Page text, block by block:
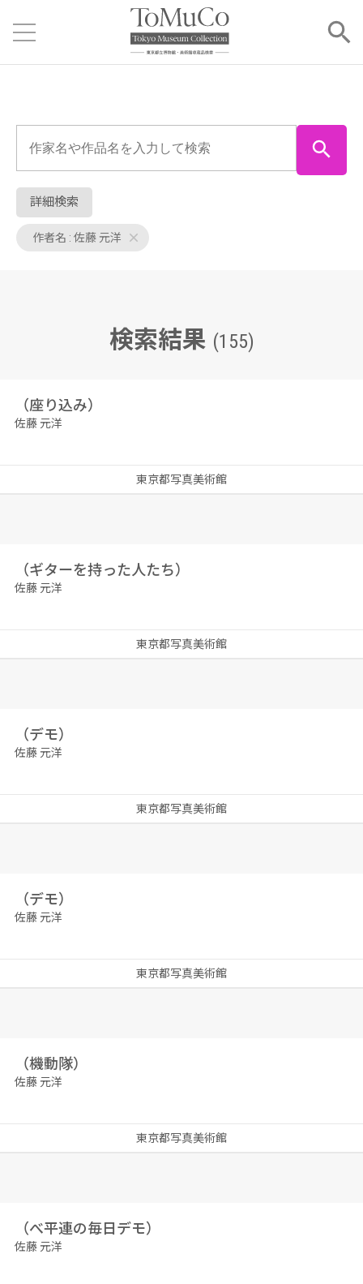
詳細検索
作者名 : 佐藤 元洋
検索結果 (155)
（座り込み）
佐藤 元洋
東京都写真美術館
（ギターを持った人たち）
佐藤 元洋
東京都写真美術館
（デモ）
佐藤 元洋
東京都写真美術館
（デモ）
佐藤 元洋
東京都写真美術館
（機動隊）
佐藤 元洋
東京都写真美術館
（べ平連の毎日デモ）
佐藤 元洋